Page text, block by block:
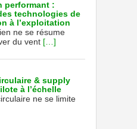
performant :
technologies de
à l’exploitation
ne se résume
du vent […]
& supply
à l’échelle
ne se limite